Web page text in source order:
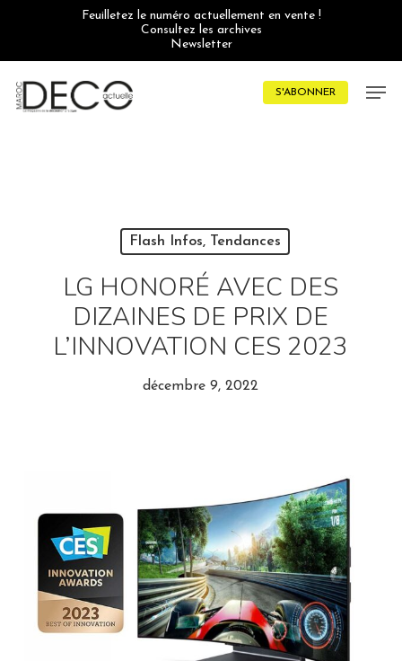
Feuilletez le numéro actuellement en vente !
Consultez les archives
Newsletter
S'ABONNER
Flash Infos, Tendances
LG HONORÉ AVEC DES
DIZAINES DE PRIX DE
L’INNOVATION CES 2023
décembre 9, 2022